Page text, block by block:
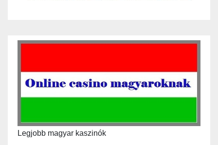
Legjobb magyar kaszinók